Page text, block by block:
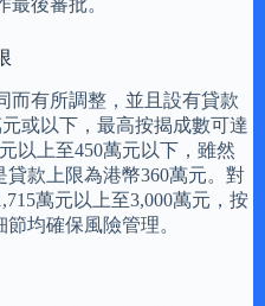
後審批。
而有所調整，並且設有貸款
或以下，最高按揭成數可達
以上至450萬元以下，雖然
款上限為港幣360萬元。對
萬元以上至3,000萬元，按
均確保風險管理。